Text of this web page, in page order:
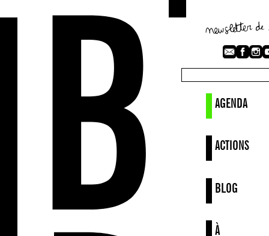
AGENDA
ACTIONS
BLOG
À